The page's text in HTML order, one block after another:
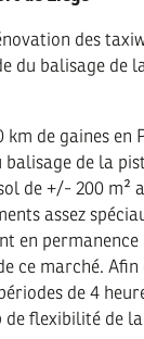
des
du balisage de
km de gaines en
balisage de la
de +/- 200
assez
en
ce marché.
de 4
flexibilité de